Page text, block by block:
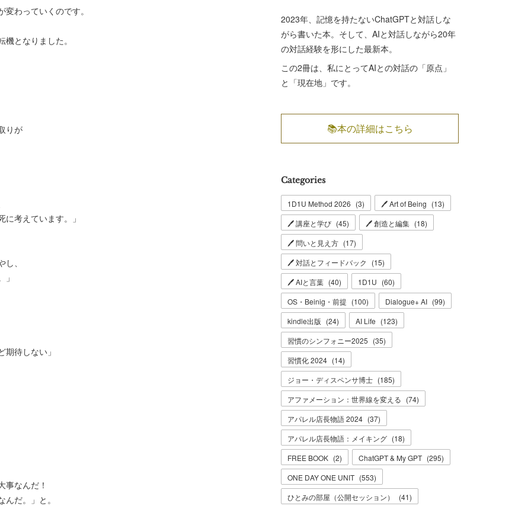
わっていくのです。
となりました。
りが
考えています。」
、
待しない」
なんだ！
だ。」と。
2023年、記憶を持たないChatGPTと対話しな
がら書いた本。そして、AIと対話しながら20年
の対話経験を形にした最新本。
この2冊は、私にとってAIとの対話の「原点」
と「現在地」です。
📚本の詳細はこちら
Categories
1D1U Method 2026 (3) 🖊 Art of Being (13)
🖊 講座と学び (45) 🖊 創造と編集 (18)
🖊 問いと見え方 (17)
🖊 対話とフィードバック
(15)
🖊 AIと言葉 (40) 1D1U (60)
OS・Beinig・前提 (100) Dialogue+ AI (99)
kindle出版 (24) AI Life (123)
習慣のシンフォニー2025 (35)
習慣化 2024 (14)
ジョー・ディスペンサ博士 (185)
アファメーション：世界線を変える (74)
アパレル店長物語 2024 (37)
アパレル店長物語：メイキング (18)
FREE BOOK (2) ChatGPT & My GPT (295)
ONE DAY ONE UNIT (553)
ひとみの部屋（公開セッション）
(41)